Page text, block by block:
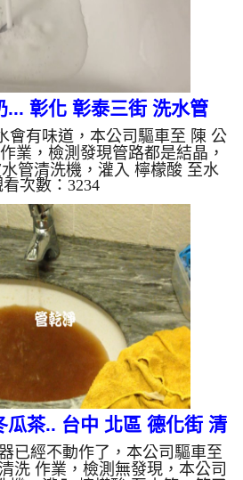
... 彰化 彰泰三街 洗水管
會有味道，本公司驅車至 陳 公
業，檢測發現管路都是結晶，
管清洗機，灌入 檸檬酸 至水
水管清洗機 ，啟動 螺旋波 模
奶，四個多小時後，出水量也
。 如是自來水，如水管老化，
，洗出來的水就會是咖啡色，
壁上會結成黑色管垢，洗出來
有些洗出綠色的水，是因為裡
生銅綠，如是藍色的水，是因
龍頭合金的養化...
看次數：3234
瓜茶.. 台中 北區 德化街 清
洗水管
已經不動作了，本公司驅車至
洗 作業，檢測無發現，本公司